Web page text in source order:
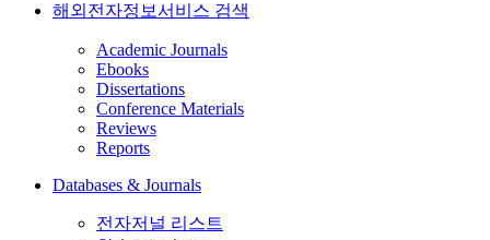
해외전자정보서비스 검색
Academic Journals
Ebooks
Dissertations
Conference Materials
Reviews
Reports
Databases & Journals
전자저널 리스트